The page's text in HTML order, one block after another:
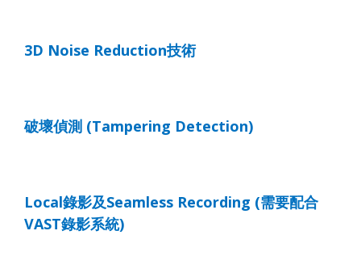
3D Noise Reduction技術
破壞偵測 (Tampering Detection)
Local錄影及Seamless Recording (需要配合
VAST錄影系統)